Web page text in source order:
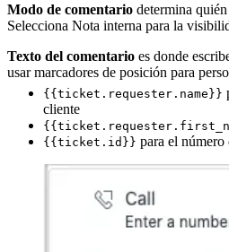
Modo de comentario determina
Selecciona Nota interna para la
Texto del comentario es donde
usar marcadores de posición para
{{ticket.requester.name}}
cliente
{{ticket.id}} para el número